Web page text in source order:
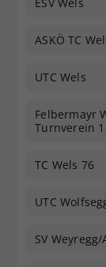
ASKÖ TC
UTC Wels
Felbermayr
Turnverein
TC Wels 76
UTC
SV